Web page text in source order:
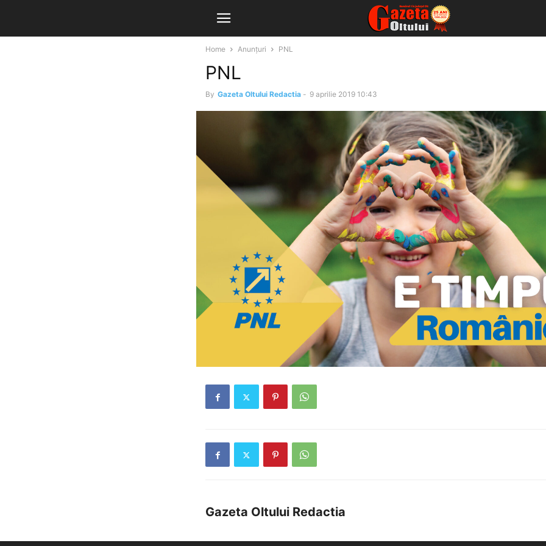
Home Anunțuri PNL
PNL
By Gazeta Oltului Redactia - 9 aprilie 2019 10:43
Gazeta Oltului Redactia